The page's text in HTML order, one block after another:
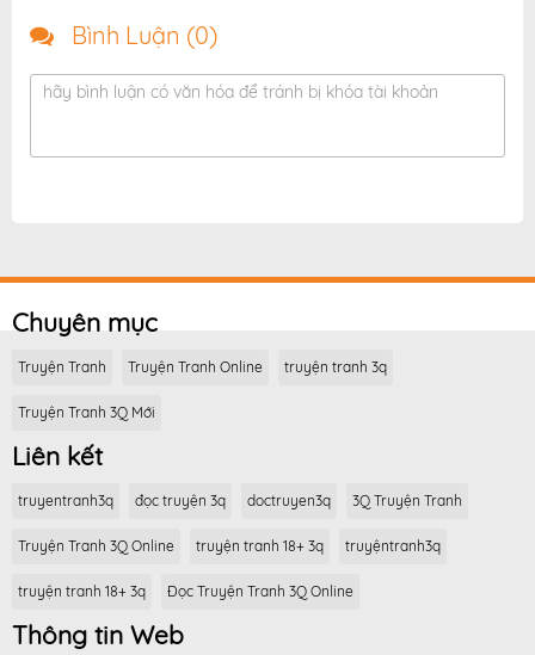
Bình Luận (0)
hãy bình luận có văn hóa để tránh bị khóa tài khoản
Chuyên mục
Truyện Tranh Truyện Tranh Online truyện tranh 3q
Truyện Tranh 3Q Mới
Liên kết
truyentranh3q đọc truyện 3q doctruyen3q 3Q Truyện Tranh
Truyện Tranh 3Q Online truyện tranh 18+ 3q truyệntranh3q
truyện tranh 18+ 3q Đọc Truyện Tranh 3Q Online
Thông tin Web